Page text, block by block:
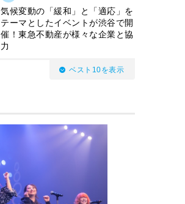
気候変動の「緩和」と「適応」を
テーマとしたイベントが渋谷で開
催！東急不動産が様々な企業と協
力
ベスト10を表示